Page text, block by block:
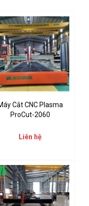
Cắt CNC Plasma
ProCut-2060
Liên hệ